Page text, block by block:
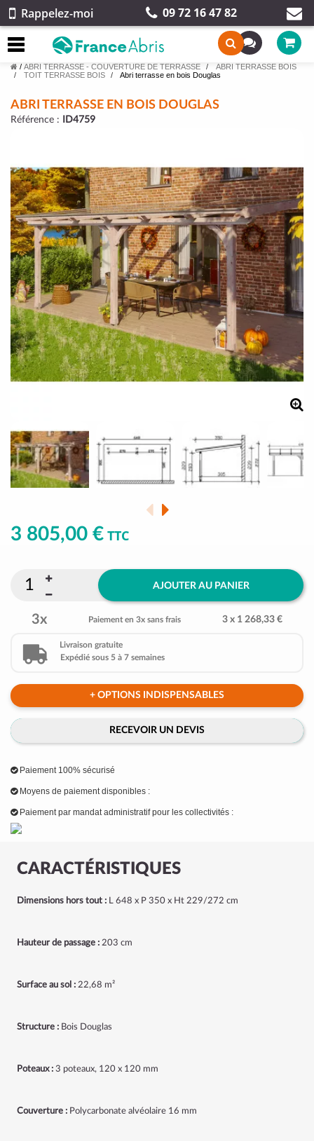
Rappelez-moi 09 72 16 47 82
/ ABRI TERRASSE - COUVERTURE DE TERRASSE
ABRI TERRASSE BOIS
TOIT TERRASSE BOIS
Abri terrasse en bois Douglas
ABRI TERRASSE EN BOIS DOUGLAS
Référence : ID4759
CARACTÉRISTIQUES
Dimensions hors tout : L 648 x P 350 x Ht 229/272 cm
Hauteur de passage : 203 cm
Surface au sol : 22,68 m²
Structure : Bois Douglas
Poteaux : 3 poteaux, 120 x 120 mm
Couverture : Polycarbonate alvéolaire 16 mm
3 805,00 € TTC
AJOUTER AU PANIER
3x Paiement en 3x sans frais 3 x 1 268,33 €
Livraison gratuite
Expédié sous 5 à 7 semaines
+ OPTIONS INDISPENSABLES
RECEVOIR UN DEVIS
Paiement 100% sécurisé
Moyens de paiement disponibles :
Paiement par mandat administratif pour les collectivités :